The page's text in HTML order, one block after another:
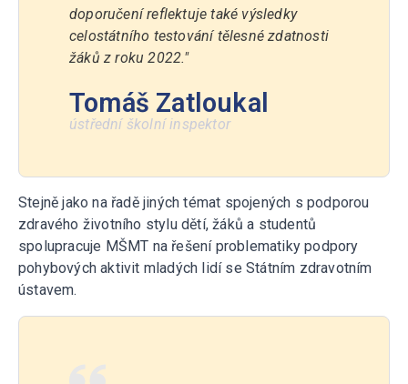
doporučení reflektuje také výsledky
celostátního testování tělesné zdatnosti
žáků z roku 2022."
Tomáš Zatloukal
ústřední školní inspektor
Stejně jako na řadě jiných témat spojených s podporou
zdravého životního stylu dětí, žáků a studentů
spolupracuje MŠMT na řešení problematiky podpory
pohybových aktivit mladých lidí se Státním zdravotním
ústavem.